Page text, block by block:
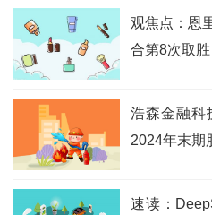
观焦点：恩
合第8次取
浩森金融科
2024年末期
速读：